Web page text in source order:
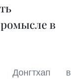
в
Донгтхап в